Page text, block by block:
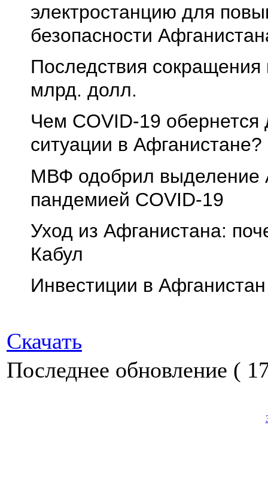
электростанцию для
безопасности
Последствия
млрд. долл.
Чем COVID-19 обернется
ситуации в Афганистане?
МВФ одобрил выделение
пандемией COVID-19
Уход из Афганистана:
Кабул
Инвестиции в Афганистан
Скачать
Последнее обновление (